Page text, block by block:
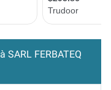
à SARL FERBATEQ